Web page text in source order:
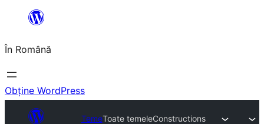
conținut
În Română
Obține WordPress
TemeToate temeleConstructions